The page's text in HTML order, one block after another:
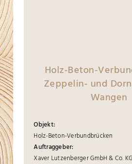
Holz-Beton-
Zeppelin- und
Wangen
Objekt:
Holz-Beton-Verbundbrücken
Auftraggeber:
Xaver Lutzenberger GmbH & Co. KG